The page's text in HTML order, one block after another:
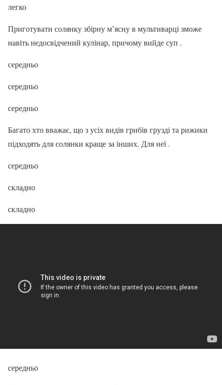
легко
Приготувати солянку збірну м’ясну в мультиварці зможе
навіть недосвідчений кулінар, причому вийде суп .
середньо
середньо
середньо
Багато хто вважає, що з усіх видів грибів грузді та рижики
підходять для солянки краще за інших. Для неї .
середньо
складно
складно
середньо